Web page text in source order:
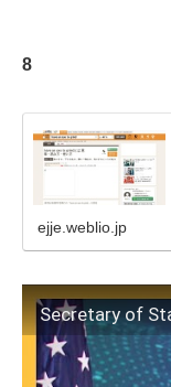
8
ejje.weblio.jp